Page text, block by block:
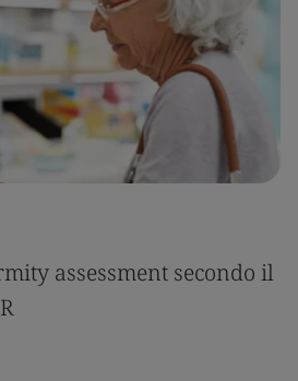
assessment secondo il